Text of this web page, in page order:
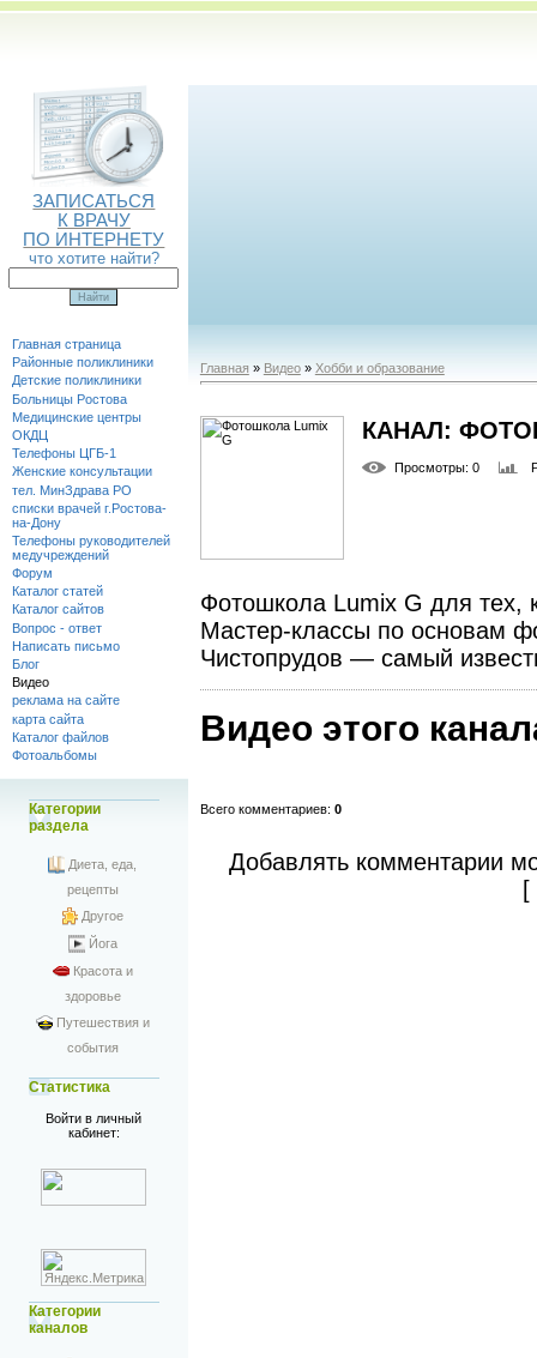
ЗАПИСАТЬСЯ
К ВРАЧУ
ПО ИНТЕРНЕТУ
что хотите найти?
Главная страница
Районные поликлиники
Детские поликлиники
Больницы Ростова
Медицинские центры
ОКДЦ
Телефоны ЦГБ-1
Женские консультации
тел. МинЗдрава РО
списки врачей г.Ростова-
на-Дону
Телефоны руководителей
медучреждений
Форум
Каталог статей
Каталог сайтов
Вопрос - ответ
Написать письмо
Блог
Видео
реклама на сайте
карта сайта
Каталог файлов
Фотоальбомы
Категории
раздела
Диета, еда,
рецепты
Другое
Йога
Красота и
здоровье
Путешествия и
события
Статистика
Войти в личный
кабинет:
Категории
каналов
Главная » Видео» Хобби и образование
КАНАЛ:
Просмотры: 0
Фотошкола Lumix G для тех,
Мастер-классы по основам
Чистопрудов — самый
Видео этого
Всего комментариев: 0
Добавлять комментарии
[